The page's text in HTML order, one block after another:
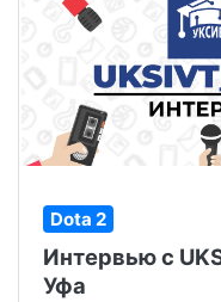
Dota 2
Интервью с
Уфа